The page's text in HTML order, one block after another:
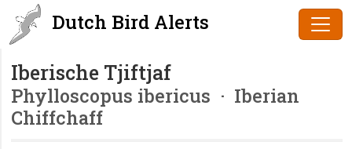
Dutch Bird Alerts
Iberische Tjiftjaf
Phylloscopus ibericus · Iberian
Chiffchaff